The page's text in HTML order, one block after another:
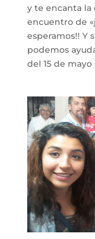
y te encanta la
encuentro de
esperamos!! Y
podemos
del 15 de mayo